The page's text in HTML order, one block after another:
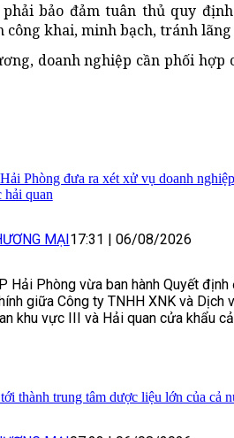
bảo đảm tuân thủ quy
khai, minh bạch, tránh
doanh nghiệp cần phối hợp
Phòng đưa ra xét xử vụ doanh
quan
MẠI 17:31 06/08/2026
Hải Phòng vừa ban hành Quyết
giữa Công ty TNHH XNK và Dịch
khu vực III và Hải quan cửa khẩu
thành trung tâm dược liệu lớn của cả